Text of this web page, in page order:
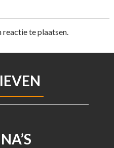
reactie te plaatsen.